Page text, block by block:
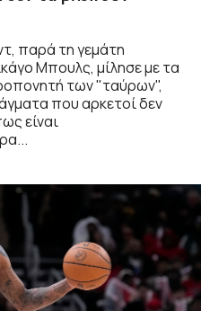
παρά τη γεμάτη
Μπουλς, μίλησε με τα
των "ταύρων",
που αρκετοί δεν
είναι